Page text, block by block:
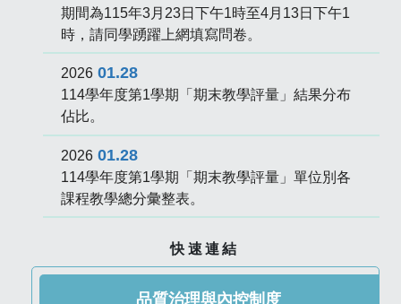
期間為115年3月23日下午1時至4月13日下午1
時，請同學踴躍上網填寫問卷。
2026 01.28
114學年度第1學期「期末教學評量」結果分布
佔比。
2026 01.28
114學年度第1學期「期末教學評量」單位別各
課程教學總分彙整表。
快速連結
品質治理與內控制度